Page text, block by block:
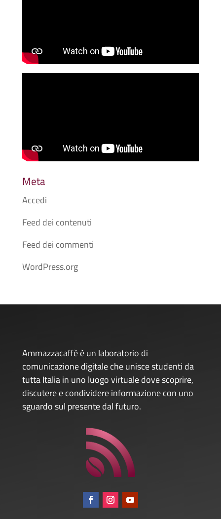
Meta
Accedi
Feed dei contenuti
Feed dei commenti
WordPress.org
Ammazzacaffè è un laboratorio di
comunicazione digitale che unisce studenti da
tutta Italia in uno luogo virtuale dove scoprire,
discutere e condividere informazione con uno
sguardo sul presente dal futuro.